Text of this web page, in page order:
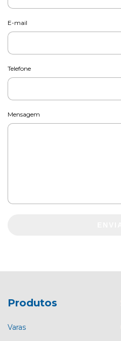
E-mail
Telefone
Mensagem
Produtos
Varas